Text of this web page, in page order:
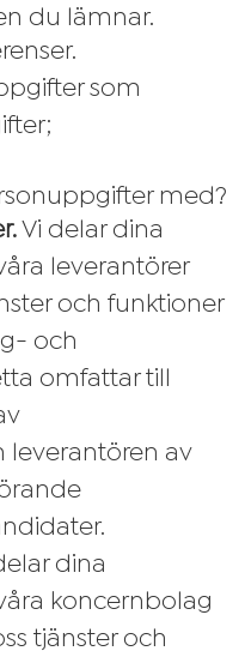
du lämnar.
som
med?
Vi delar dina
leverantörer
och funktioner
och
omfattar till
leverantören av
dina
koncernbolag
tjänster och